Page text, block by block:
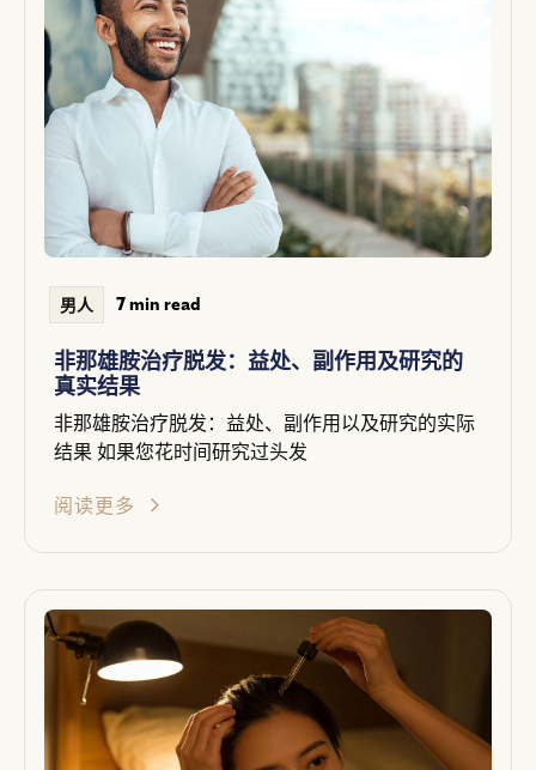
男人 7 min read
非那雄胺治疗脱发：益处、副作用及研究的
真实结果
非那雄胺治疗脱发：益处、副作用以及研究的实际
结果 如果您花时间研究过头发
阅读更多